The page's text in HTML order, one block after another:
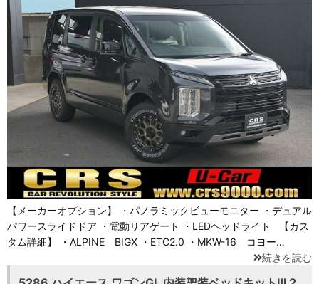
【メーカーオプション】 ・パノラミックビューモニター ・デュアル
パワースライドドア ・電動リアゲート ・LEDヘッドライト 【カス
タム詳細】 ・ALPINE BIGX ・ETC2.0 ・MKW-16 コヨー…
続きを読む